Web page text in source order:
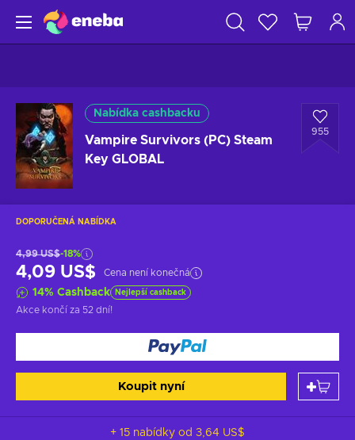
Nabídka cashbacku
Vampire Survivors (PC) Steam
Key GLOBAL
955
DOPORUČENÁ NABÍDKA
4,99 US$-18%
4,09 US$ Cena není konečná
14% Cashback Nejlepší cashback
Akce končí za 52 dní!
Koupit nyní
+ 15 nabídky od 3,64 US$